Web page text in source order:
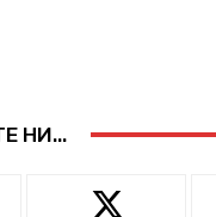
НИ...